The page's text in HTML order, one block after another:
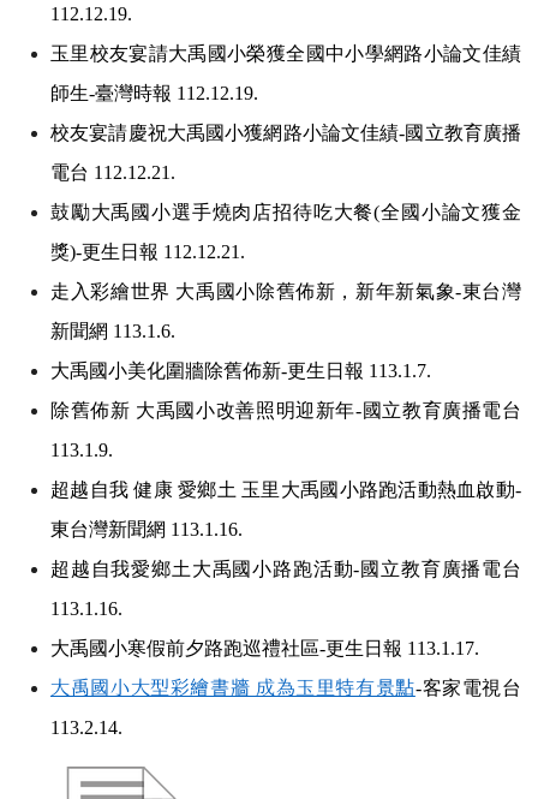
112.12.19.
玉里校友宴請大禹國小榮獲全國中小學網路小論文佳績
師生-臺灣時報 112.12.19.
校友宴請慶祝大禹國小獲網路小論文佳績-國立教育廣播
電台 112.12.21.
鼓勵大禹國小選手燒肉店招待吃大餐(全國小論文獲金
獎)-更生日報 112.12.21.
走入彩繪世界 大禹國小除舊佈新，新年新氣象-東台灣
新聞網 113.1.6.
大禹國小美化圍牆除舊佈新-更生日報 113.1.7.
除舊佈新 大禹國小改善照明迎新年-國立教育廣播電台
113.1.9.
超越自我 健康 愛鄉土 玉里大禹國小路跑活動熱血啟動-
東台灣新聞網 113.1.16.
超越自我愛鄉土大禹國小路跑活動-國立教育廣播電台
113.1.16.
大禹國小寒假前夕路跑巡禮社區-更生日報 113.1.17.
大禹國小大型彩繪書牆 成為玉里特有景點-客家電視台
113.2.14.